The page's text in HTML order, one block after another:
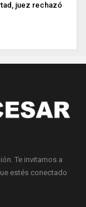
juez rechazó
Te invitamos a
estés conectado